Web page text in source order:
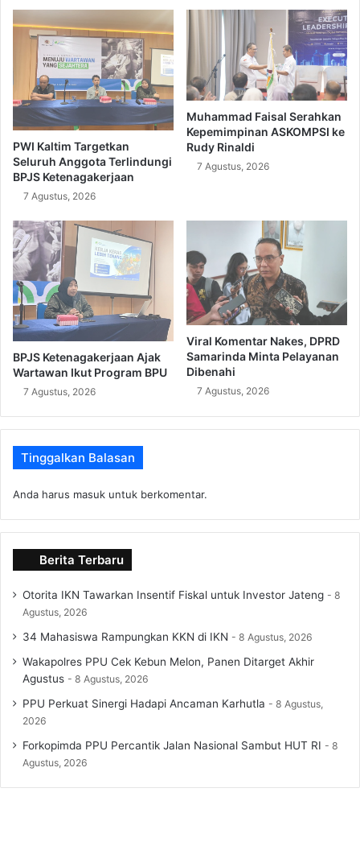
PWI Kaltim Targetkan
Seluruh Anggota Terlindungi
BPJS Ketenagakerjaan
7 Agustus, 2026
Muhammad Faisal Serahkan
Kepemimpinan ASKOMPSI ke
Rudy Rinaldi
7 Agustus, 2026
BPJS Ketenagakerjaan Ajak
Wartawan Ikut Program BPU
7 Agustus, 2026
Viral Komentar Nakes, DPRD
Samarinda Minta Pelayanan
Dibenahi
7 Agustus, 2026
Tinggalkan Balasan
Anda harus masuk untuk berkomentar.
Berita Terbaru
Otorita IKN Tawarkan Insentif Fiskal untuk Investor Jateng
8
Agustus, 2026
34 Mahasiswa Rampungkan KKN di IKN 8 Agustus, 2026
Wakapolres PPU Cek Kebun Melon, Panen Ditarget Akhir
Agustus
8 Agustus, 2026
PPU Perkuat Sinergi Hadapi Ancaman Karhutla
8 Agustus,
2026
Forkopimda PPU Percantik Jalan Nasional Sambut HUT RI
8
Agustus, 2026